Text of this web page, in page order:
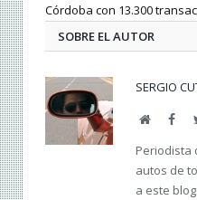
Córdoba con 13.300
SOBRE EL AUTOR
SERGIO
Web
Periodista
autos de
a este